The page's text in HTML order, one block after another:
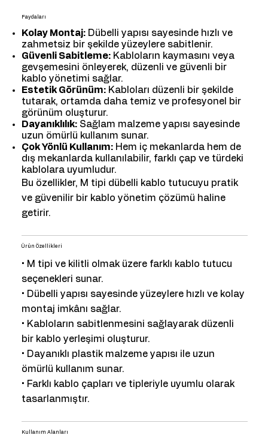
Faydaları
Kolay Montaj:Dübelli yapısı sayesinde hızlı ve
zahmetsiz bir şekilde yüzeylere sabitlenir.
Güvenli Sabitleme:Kabloların kaymasını veya
gevşemesini önleyerek, düzenli ve güvenli bir
kablo yönetimi sağlar.
Estetik Görünüm:Kabloları düzenli bir şekilde
tutarak, ortamda daha temiz ve profesyonel bir
görünüm oluşturur.
Dayanıklılık:Sağlam malzeme yapısı sayesinde
uzun ömürlü kullanım sunar.
Çok Yönlü Kullanım:Hem iç mekanlarda hem de
dış mekanlarda kullanılabilir, farklı çap ve türdeki
kablolara uyumludur.
Bu özellikler, M tipi dübelli kablo tutucuyu pratik
ve güvenilir bir kablo yönetim çözümü haline
getirir.
Ürün Özellikleri
• M tipi ve kilitli olmak üzere farklı kablo tutucu
seçenekleri sunar.
• Dübelli yapısı sayesinde yüzeylere hızlı ve kolay
montaj imkânı sağlar.
• Kabloların sabitlenmesini sağlayarak düzenli
bir kablo yerleşimi oluşturur.
• Dayanıklı plastik malzeme yapısı ile uzun
ömürlü kullanım sunar.
• Farklı kablo çapları ve tipleriyle uyumlu olarak
tasarlanmıştır.
Kullanım Alanları